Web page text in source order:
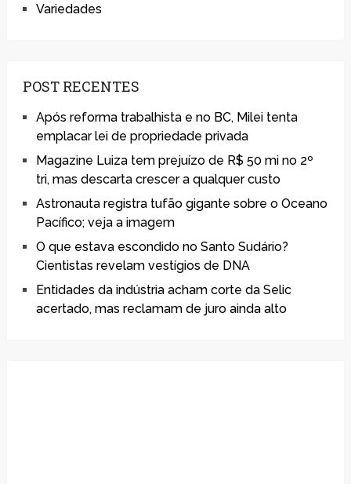
Variedades
POST RECENTES
Após reforma trabalhista e no BC, Milei tenta
emplacar lei de propriedade privada
Magazine Luiza tem prejuízo de R$ 50 mi no 2º
tri, mas descarta crescer a qualquer custo
Astronauta registra tufão gigante sobre o Oceano
Pacífico; veja a imagem
O que estava escondido no Santo Sudário?
Cientistas revelam vestígios de DNA
Entidades da indústria acham corte da Selic
acertado, mas reclamam de juro ainda alto